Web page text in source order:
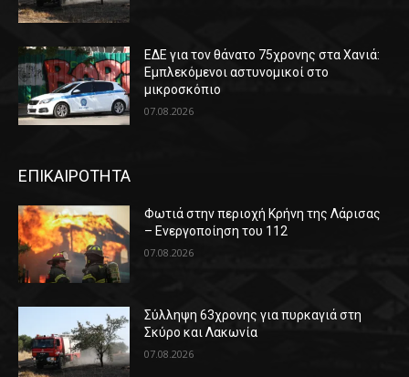
ΕΔΕ για τον θάνατο 75χρονης στα Χανιά:
Εμπλεκόμενοι αστυνομικοί στο
μικροσκόπιο
07.08.2026
ΕΠΙΚΑΙΡΟΤΗΤΑ
Φωτιά στην περιοχή Κρήνη της Λάρισας
– Ενεργοποίηση του 112
07.08.2026
Σύλληψη 63χρονης για πυρκαγιά στη
Σκύρο και Λακωνία
07.08.2026